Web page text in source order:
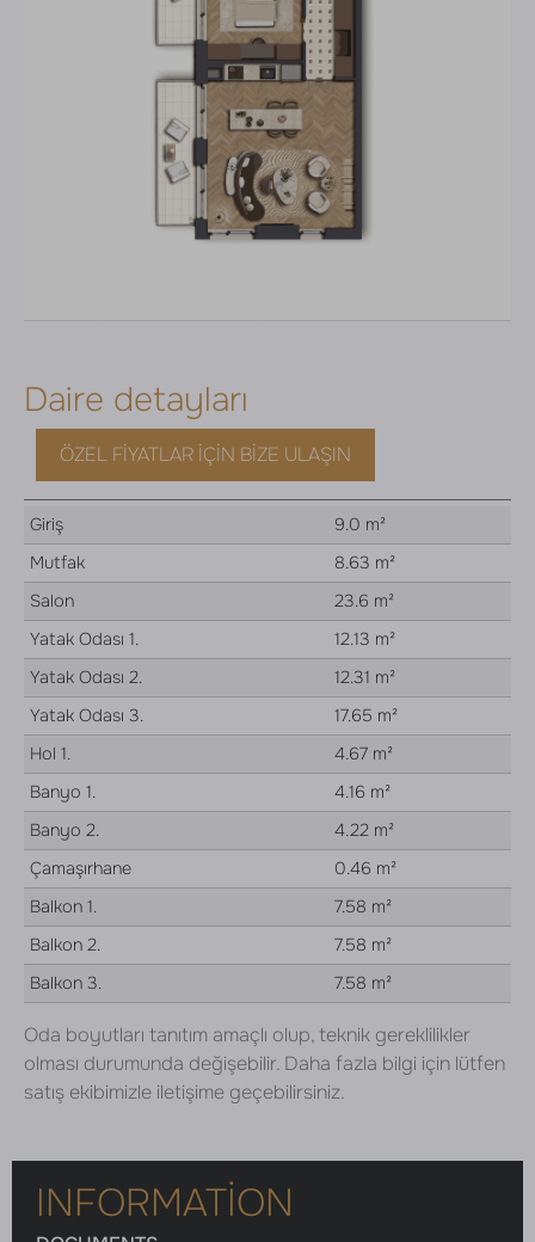
Daire detayları
ÖZEL FIYATLAR İÇIN BIZE ULAŞIN
Giriş
9.0 m²
Mutfak
8.63 m²
Salon
23.6 m²
Yatak Odası 1.
12.13 m²
Yatak Odası 2.
12.31 m²
Yatak Odası 3.
17.65 m²
Hol 1.
4.67 m²
Banyo 1.
4.16 m²
Banyo 2.
4.22 m²
Çamaşırhane
0.46 m²
Balkon 1.
7.58 m²
Balkon 2.
7.58 m²
Balkon 3.
7.58 m²
Oda boyutları tanıtım amaçlı olup, teknik gereklilikler
olması durumunda değişebilir. Daha fazla bilgi için lütfen
satış ekibimizle iletişime geçebilirsiniz.
INFORMATION